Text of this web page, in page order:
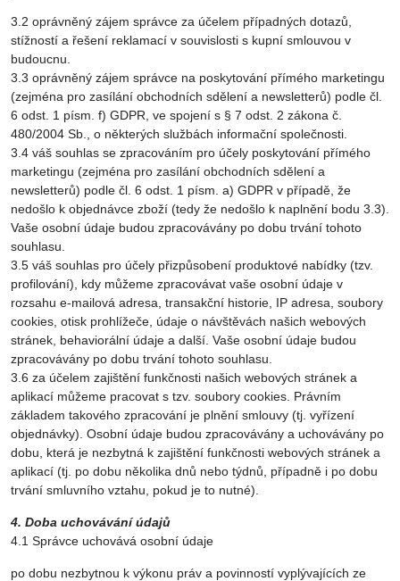
3.2 oprávněný zájem správce za účelem případných dotazů,
stížností a řešení reklamací v souvislosti s kupní smlouvou v
budoucnu.
3.3 oprávněný zájem správce na poskytování přímého marketingu
(zejména pro zasílání obchodních sdělení a newsletterů) podle čl.
6 odst. 1 písm. f) GDPR, ve spojení s § 7 odst. 2 zákona č.
480/2004 Sb., o některých službách informační společnosti.
3.4 váš souhlas se zpracováním pro účely poskytování přímého
marketingu (zejména pro zasílání obchodních sdělení a
newsletterů) podle čl. 6 odst. 1 písm. a) GDPR v případě, že
nedošlo k objednávce zboží (tedy že nedošlo k naplnění bodu 3.3).
Vaše osobní údaje budou zpracovávány po dobu trvání tohoto
souhlasu.
3.5 váš souhlas pro účely přizpůsobení produktové nabídky (tzv.
profilování), kdy můžeme zpracovávat vaše osobní údaje v
rozsahu e-mailová adresa, transakční historie, IP adresa, soubory
cookies, otisk prohlížeče, údaje o návštěvách našich webových
stránek, behaviorální údaje a další. Vaše osobní údaje budou
zpracovávány po dobu trvání tohoto souhlasu.
3.6 za účelem zajištění funkčnosti našich webových stránek a
aplikací můžeme pracovat s tzv. soubory cookies. Právním
základem takového zpracování je plnění smlouvy (tj. vyřízení
objednávky). Osobní údaje budou zpracovávány a uchovávány po
dobu, která je nezbytná k zajištění funkčnosti webových stránek a
aplikací (tj. po dobu několika dnů nebo týdnů, případně i po dobu
trvání smluvního vztahu, pokud je to nutné).
4. Doba uchovávání údajů
4.1 Správce uchovává osobní údaje
po dobu nezbytnou k výkonu práv a povinností vyplývajících ze